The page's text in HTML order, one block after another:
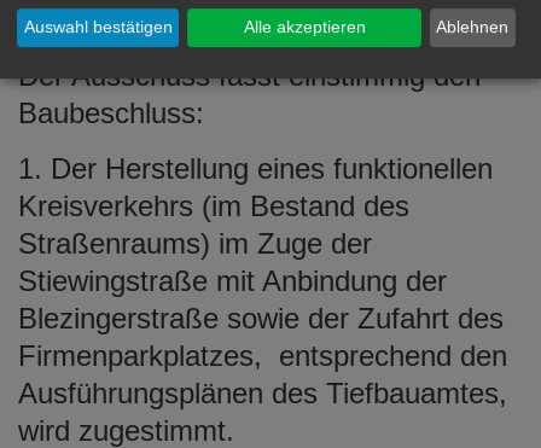
Wasseralfingen
Der Ausschuss fasst einstimmig den
Baubeschluss:
1. Der Herstellung eines funktionellen
Kreisverkehrs (im Bestand des
Straßenraums) im Zuge der
Stiewingstraße mit Anbindung der
Blezingerstraße sowie der Zufahrt des
Firmenparkplatzes, entsprechend den
Ausführungsplänen des Tiefbauamtes,
wird zugestimmt.
Ablehnen
Auswahl bestätigen Alle akzeptieren